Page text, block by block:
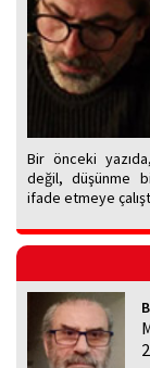
Bir önceki
değil, düşünme
ifade etmeye